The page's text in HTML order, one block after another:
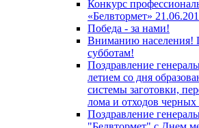
Конкурс
«Белвтормет»
Победа - за нами!
Вниманию населения!
субботам!
Поздравление
летием со дня
системы заготовки,
лома и отходов
Поздравление